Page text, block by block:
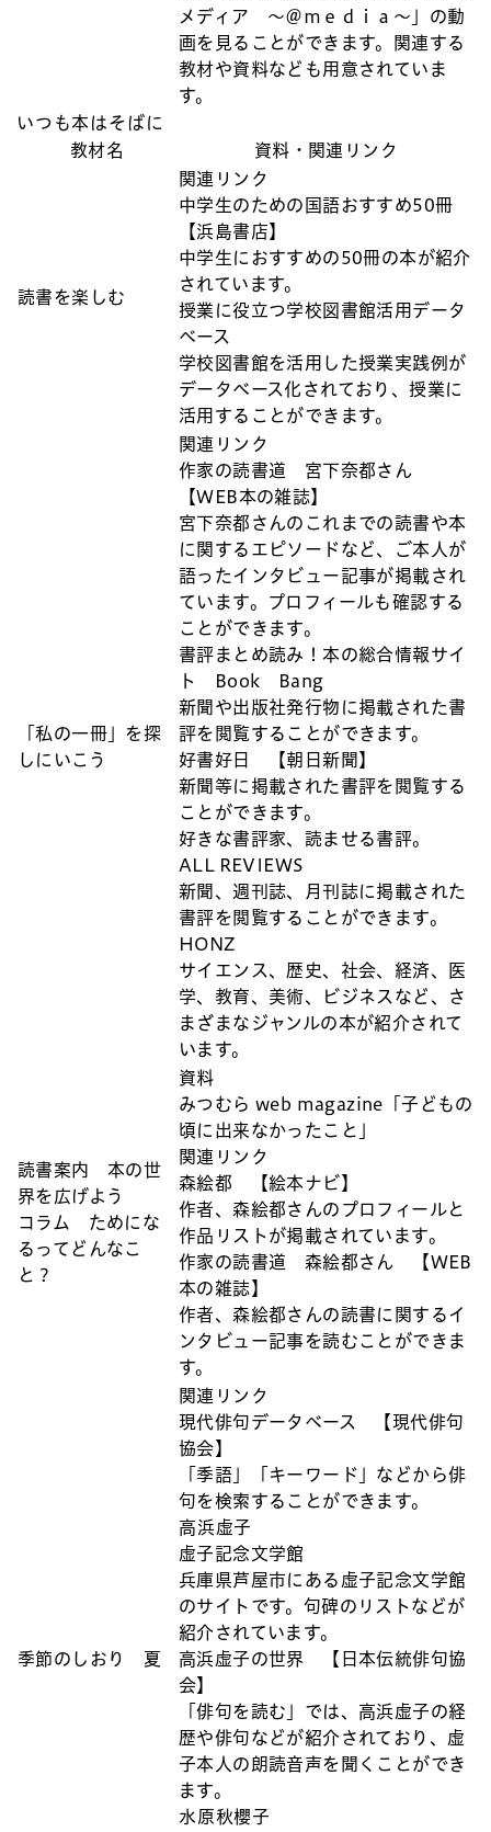
メディア ～＠ｍｅｄｉａ～」の動
画を見ることができます。関連する
教材や資料なども用意されていま
す。
いつも本はそばに
教材名
資料・関連リンク
読書を楽しむ
関連リンク
中学生のための国語おすすめ50冊
【浜島書店】
中学生におすすめの50冊の本が紹介
されています。
授業に役立つ学校図書館活用データ
ベース
学校図書館を活用した授業実践例が
データベース化されており、授業に
活用することができます。
「私の一冊」を探
しにいこう
関連リンク
作家の読書道 宮下奈都さん
【WEB本の雑誌】
宮下奈都さんのこれまでの読書や本
に関するエピソードなど、ご本人が
語ったインタビュー記事が掲載され
ています。プロフィールも確認する
ことができます。
書評まとめ読み！本の総合情報サイ
ト Book Bang
新聞や出版社発行物に掲載された書
評を閲覧することができます。
好書好日 【朝日新聞】
新聞等に掲載された書評を閲覧する
ことができます。
好きな書評家、読ませる書評。
ALL REVIEWS
新聞、週刊誌、月刊誌に掲載された
書評を閲覧することができます。
HONZ
サイエンス、歴史、社会、経済、医
学、教育、美術、ビジネスなど、さ
まざまなジャンルの本が紹介されて
います。
読書案内 本の世
界を広げよう
コラム ためにな
るってどんなこ
と？
資料
みつむら web magazine「子どもの
頃に出来なかったこと」
関連リンク
森絵都 【絵本ナビ】
作者、森絵都さんのプロフィールと
作品リストが掲載されています。
作家の読書道 森絵都さん 【WEB
本の雑誌】
作者、森絵都さんの読書に関するイ
ンタビュー記事を読むことができま
す。
季節のしおり 夏
関連リンク
現代俳句データベース 【現代俳句
協会】
「季語」「キーワード」などから俳
句を検索することができます。
高浜虚子
虚子記念文学館
兵庫県芦屋市にある虚子記念文学館
のサイトです。句碑のリストなどが
紹介されています。
高浜虚子の世界 【日本伝統俳句協
会】
「俳句を読む」では、高浜虚子の経
歴や俳句などが紹介されており、虚
子本人の朗読音声を聞くことができ
ます。
水原秋櫻子